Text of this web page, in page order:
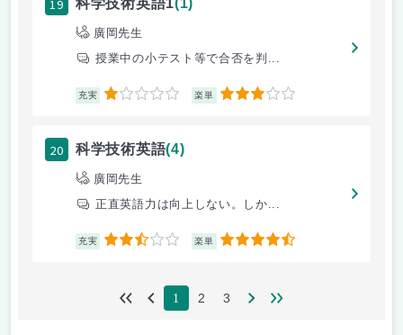
19 科学技術英語1(1)
廣岡先生
授業中の小テスト等で合否を判...
充実 1 楽単 3
20 科学技術英語(4)
廣岡先生
正直英語力は向上しない。しか...
充実 2.5 楽単 4.5
1 2 3